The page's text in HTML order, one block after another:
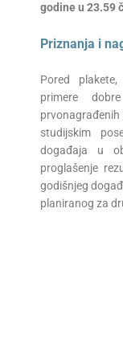
godineu 23.59
Priznanja i
Pored
primere
studijskim
događaja u
proglašenje
godišnjeg
planiranog za